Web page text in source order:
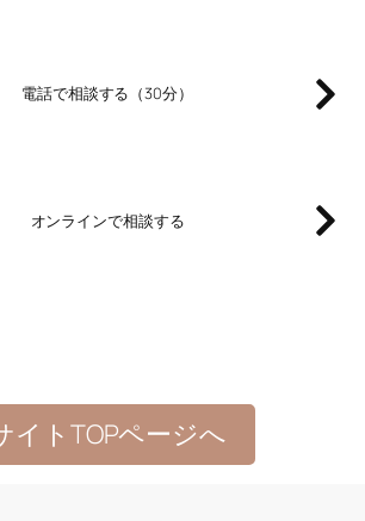
電話で相談する（30分）
オンラインで相談する
イトTOPページへ